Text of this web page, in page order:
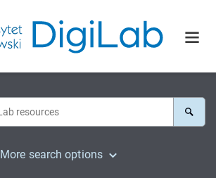
More search options